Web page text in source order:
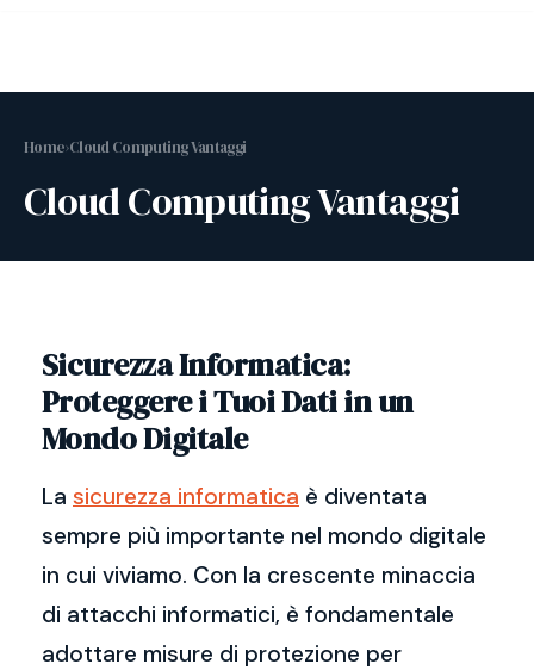
Home›Cloud Computing Vantaggi
Cloud Computing Vantaggi
Sicurezza Informatica:
Proteggere i Tuoi Dati in un
Mondo Digitale
La sicurezza informatica è diventata
sempre più importante nel mondo digitale
in cui viviamo. Con la crescente minaccia
di attacchi informatici, è fondamentale
adottare misure di protezione per